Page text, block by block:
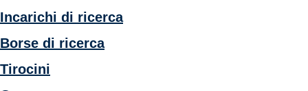
Incarichi di ricerca
Borse di ricerca
Tirocini